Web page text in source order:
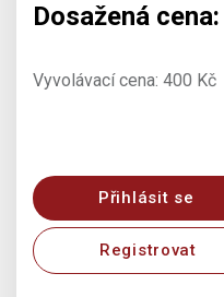
Dosažená cena:
Vyvolávací cena: 400 Kč
Přihlásit se
Registrovat